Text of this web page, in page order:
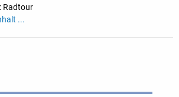
Radtour
...